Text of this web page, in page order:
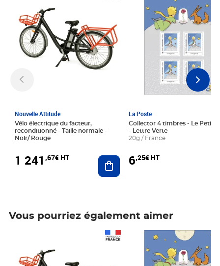
Nouvelle Attitude
Vélo électrique du facteur,
reconditionné - Taille normale -
Noir/ Rouge
1 241 ,67€ HT Ajouter au panier
La Poste
Collector 4 timbres - Le Petit
- Lettre Verte
20g / France
6,25€ HT
Vous pourriez également aimer
Prix 6,25€ HT